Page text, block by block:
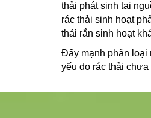
thải phát sinh tại
rác thải sinh hoạt
thải rắn sinh hoạt
Đẩy mạnh phân loại
yếu do rác thải